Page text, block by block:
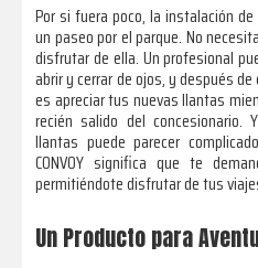
Por si fuera poco, la instalación de
un paseo por el parque. No
disfrutar de ella. Un profesional
abrir y cerrar de ojos, y después
es apreciar tus nuevas llantas
recién salido del concesionario.
llantas puede parecer
CONVOY significa que te
permitiéndote disfrutar de tus
Un Producto para